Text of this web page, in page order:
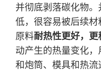
并彻底剥落碳化物
低，很容易被后续
原料耐热性更好，更
动产生的热量变化
和炮筒、模具和热流